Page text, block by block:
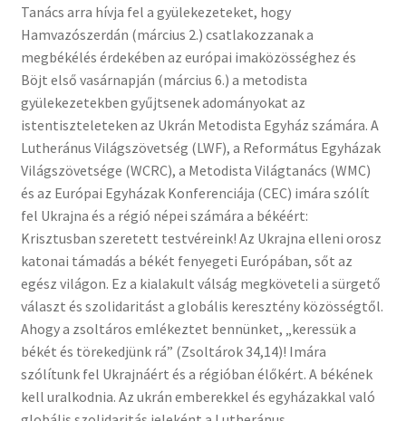
Tanács arra hívja fel a gyülekezeteket, hogy
Hamvazószerdán (március 2.) csatlakozzanak a
megbékélés érdekében az európai imaközösséghez és
Böjt első vasárnapján (március 6.) a metodista
gyülekezetekben gyűjtsenek adományokat az
istentiszteleteken az Ukrán Metodista Egyház számára. A
Lutheránus Világszövetség (LWF), a Református Egyházak
Világszövetsége (WCRC), a Metodista Világtanács (WMC)
és az Európai Egyházak Konferenciája (CEC) imára szólít
fel Ukrajna és a régió népei számára a békéért:
Krisztusban szeretett testvéreink! Az Ukrajna elleni orosz
katonai támadás a békét fenyegeti Európában, sőt az
egész világon. Ez a kialakult válság megköveteli a sürgető
választ és szolidaritást a globális keresztény közösségtől.
Ahogy a zsoltáros emlékeztet bennünket, „keressük a
békét és törekedjünk rá” (Zsoltárok 34,14)! Imára
szólítunk fel Ukrajnáért és a régióban élőkért. A békének
kell uralkodnia. Az ukrán emberekkel és egyházakkal való